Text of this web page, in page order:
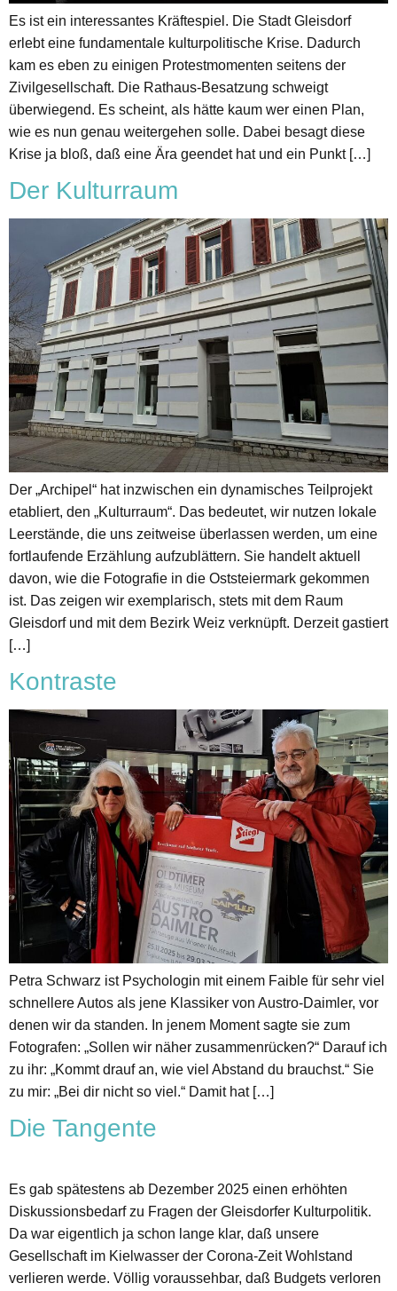
Es ist ein interessantes Kräftespiel. Die Stadt Gleisdorf
erlebt eine fundamentale kulturpolitische Krise. Dadurch
kam es eben zu einigen Protestmomenten seitens der
Zivilgesellschaft. Die Rathaus-Besatzung schweigt
überwiegend. Es scheint, als hätte kaum wer einen Plan,
wie es nun genau weitergehen solle. Dabei besagt diese
Krise ja bloß, daß eine Ära geendet hat und ein Punkt […]
Der Kulturraum
Der „Archipel“ hat inzwischen ein dynamisches Teilprojekt
etabliert, den „Kulturraum“. Das bedeutet, wir nutzen lokale
Leerstände, die uns zeitweise überlassen werden, um eine
fortlaufende Erzählung aufzublättern. Sie handelt aktuell
davon, wie die Fotografie in die Oststeiermark gekommen
ist. Das zeigen wir exemplarisch, stets mit dem Raum
Gleisdorf und mit dem Bezirk Weiz verknüpft. Derzeit gastiert
[…]
Kontraste
Petra Schwarz ist Psychologin mit einem Faible für sehr viel
schnellere Autos als jene Klassiker von Austro-Daimler, vor
denen wir da standen. In jenem Moment sagte sie zum
Fotografen: „Sollen wir näher zusammenrücken?“ Darauf ich
zu ihr: „Kommt drauf an, wie viel Abstand du brauchst.“ Sie
zu mir: „Bei dir nicht so viel.“ Damit hat […]
Die Tangente
Es gab spätestens ab Dezember 2025 einen erhöhten
Diskussionsbedarf zu Fragen der Gleisdorfer Kulturpolitik.
Da war eigentlich ja schon lange klar, daß unsere
Gesellschaft im Kielwasser der Corona-Zeit Wohlstand
verlieren werde. Völlig voraussehbar, daß Budgets verloren